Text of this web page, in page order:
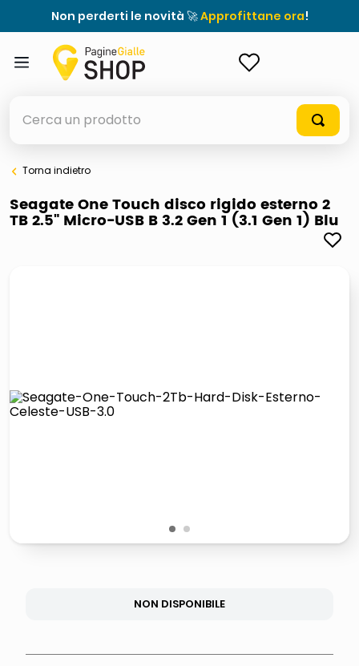
Non perderti le novità 🚀Approfittane ora!
elenchi telefonici
orologio parete
pattumiera raccolta differenziata
Torna indietro
Seagate One Touch disco rigido esterno 2
TB 2.5" Micro-USB B 3.2 Gen 1 (3.1 Gen 1) Blu
1 2
NON DISPONIBILE